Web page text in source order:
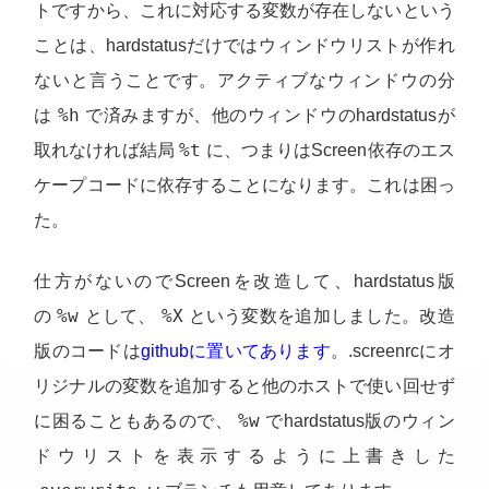
トですから、これに対応する変数が存在しないという
ことは、hardstatusだけではウィンドウリストが作れ
ないと言うことです。アクティブなウィンドウの分
は %h で済みますが、他のウィンドウのhardstatusが
取れなければ結局 %t に、つまりはScreen依存のエス
ケープコードに依存することになります。これは困っ
た。
仕方がないのでScreenを改造して、hardstatus版
の %w として、 %X という変数を追加しました。改造
版のコードはgithubに置いてあります。.screenrcにオ
リジナルの変数を追加すると他のホストで使い回せず
に困ることもあるので、
%w でhardstatus版のウィン
ドウリストを表示するように上書きした